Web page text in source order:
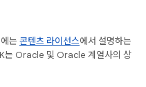
는 콘텐츠 라이선스에서 설명하는
는 Oracle 및 Oracle 계열사의 상